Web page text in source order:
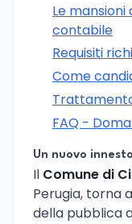
Le
contabile
Requisiti
Come
FAQ -
Un nuovo
Il Comune di
Perugia, torna
della pubblica